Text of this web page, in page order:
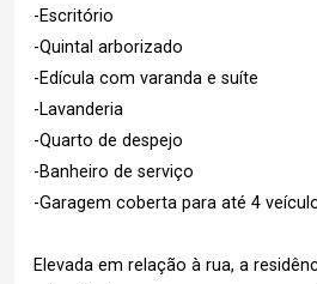
-Escritório
-Quintal arborizado
-Edícula com varanda e suíte
-Lavanderia
-Quarto de despejo
-Banheiro de serviço
-Garagem coberta para até 4
Elevada em relação à rua, a